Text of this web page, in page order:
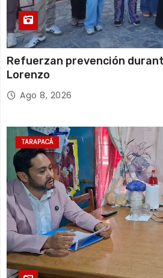
Refuerzan prevención
Lorenzo
Ago 8, 2026
TARAPACÁ